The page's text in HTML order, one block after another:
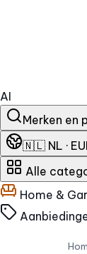
AI
Merken en
🇳🇱 NL ·
Alle
Home &